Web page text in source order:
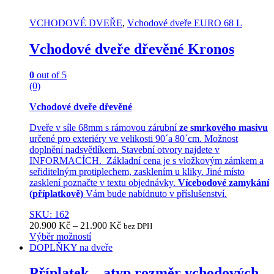
VCHODOVÉ DVEŘE, Vchodové dveře EURO 68 L
Vchodové dveře dřevěné Kronos
0 out of 5
(0)
Vchodové dveře dřevěné
Dveře v síle 68mm s rámovou zárubníze smrkového masivu
určené pro exteriéry ve velikosti 90´a 80´cm. Možnost
doplnění nadsvětlíkem. Stavební otvory najdete v
INFORMACÍCH. Základní cena je s vložkovým zámkem a
seřiditelným protiplechem, zasklením u kliky. Jiné místo
zasklení poznačte v textu objednávky. Vícebodové zamykání
(příplatkově) Vám bude nabídnuto v příslušenství.
SKU: 162
20.900 Kč – 21.900 Kč bez DPH
Výběr možností
This
has
DOPLŇKY na dveře